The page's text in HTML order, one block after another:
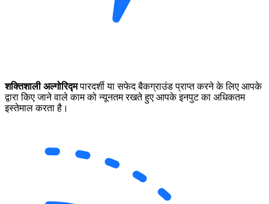
शक्तिशाली अल्गोरिद्मपारदर्शी या सफेद बैकग्राउंड प्राप्त करने के लिए आपके
द्वारा किए जाने वाले काम को न्यूनतम रखते हुए आपके इनपुट का अधिकतम
इस्तेमाल करता है।